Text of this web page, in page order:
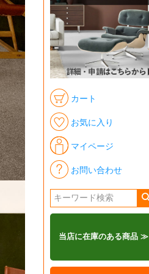
カート
お気に入り
マイページ
お問い合わせ
当店に在庫のある商品 ≫